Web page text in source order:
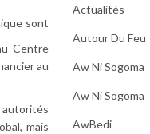
sont
Centre
au
autorités
mais
Actualités
Autour Du Feu
Aw Ni Sogoma
Aw Ni Sogoma
AwBedi